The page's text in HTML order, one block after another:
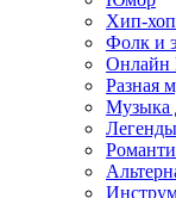
Хип-
Фолк и
Онлайн
Разная
Музыка